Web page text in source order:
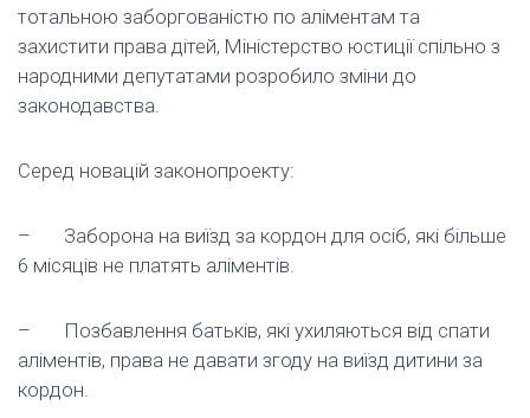
тотальною заборгованістю по аліментам та
захистити права дітей, Міністерство юстиції спільно з
народними депутатами розробило зміни до
законодавства.
Серед новацій законопроекту:
– Заборона на виїзд за кордон для осіб, які більше
6 місяців не платять аліментів.
– Позбавлення батьків, які ухиляються від спати
аліментів, права не давати згоду на виїзд дитини за
кордон.